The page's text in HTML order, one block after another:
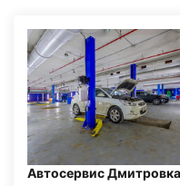
Автосервис Дмитровка